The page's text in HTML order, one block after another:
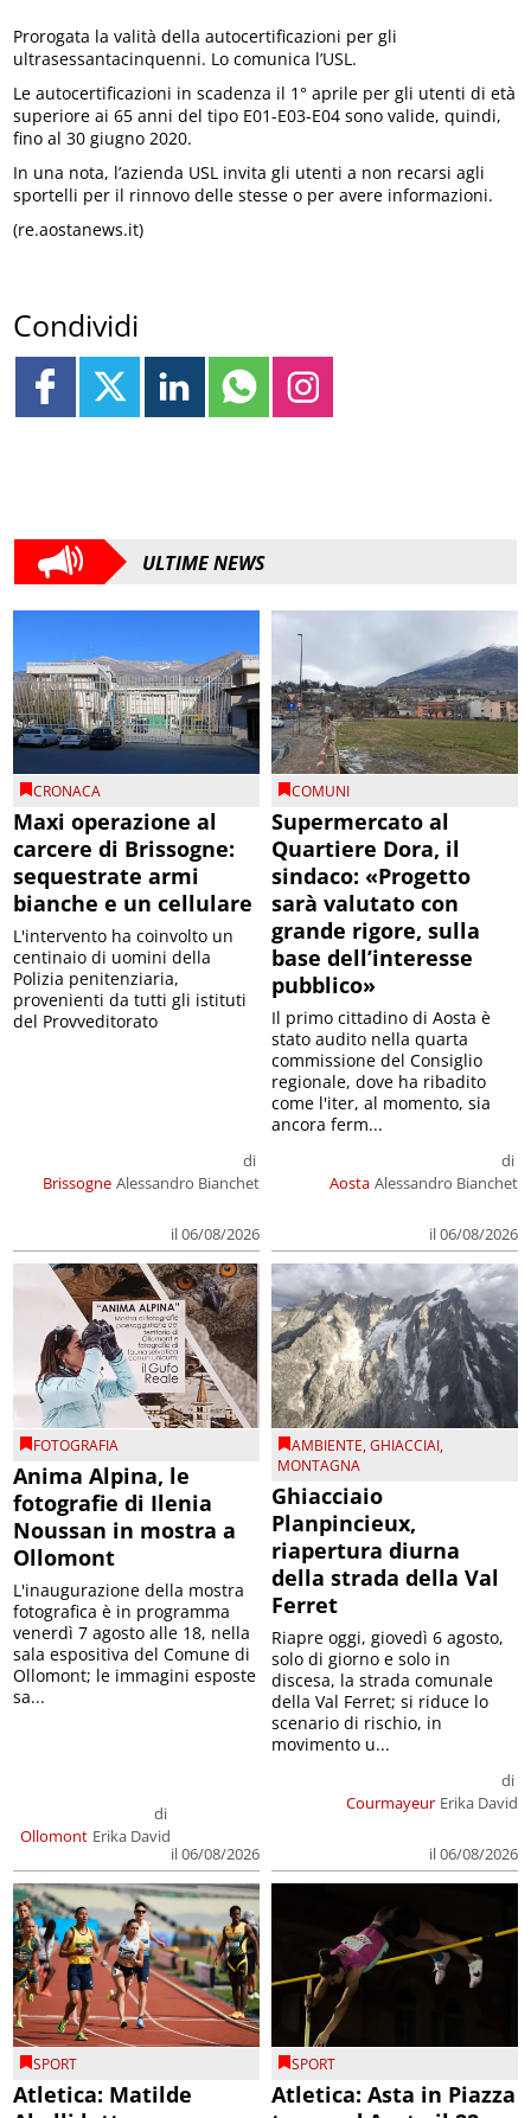
Prorogata la valità della autocertificazioni per gli
ultrasessantacinquenni. Lo comunica l’USL.
Le autocertificazioni in scadenza il 1° aprile per gli utenti di età
superiore ai 65 anni del tipo E01-E03-E04 sono valide, quindi,
fino al 30 giugno 2020.
In una nota, l’azienda USL invita gli utenti a non recarsi agli
sportelli per il rinnovo delle stesse o per avere informazioni.
(re.aostanews.it)
Condividi
ULTIME NEWS
CRONACA
Maxi operazione al
carcere di Brissogne:
sequestrate armi
bianche e un cellulare
Brissogne
di
Alessandro Bianchet
il 06/08/2026
L'intervento ha coinvolto un
centinaio di uomini della
Polizia penitenziaria,
provenienti da tutti gli istituti
del Provveditorato
COMUNI
Supermercato al
Quartiere Dora, il
sindaco: «Progetto
sarà valutato con
grande rigore, sulla
base dell’interesse
pubblico»
Aosta
di
Alessandro Bianchet
il 06/08/2026
Il primo cittadino di Aosta è
stato audito nella quarta
commissione del Consiglio
regionale, dove ha ribadito
come l'iter, al momento, sia
ancora ferm...
FOTOGRAFIA
Anima Alpina, le
fotografie di Ilenia
Noussan in mostra a
Ollomont
Ollomont
di
Erika David
il 06/08/2026
L'inaugurazione della mostra
fotografica è in programma
venerdì 7 agosto alle 18, nella
sala espositiva del Comune di
Ollomont; le immagini esposte
sa...
AMBIENTE,GHIACCIAI,
MONTAGNA
Ghiacciaio
Planpincieux,
riapertura diurna
della strada della Val
Ferret
Courmayeur
di
Erika David
il 06/08/2026
Riapre oggi, giovedì 6 agosto,
solo di giorno e solo in
discesa, la strada comunale
della Val Ferret; si riduce lo
scenario di rischio, in
movimento u...
SPORT
Atletica: Matilde
SPORT
Atletica: Asta in Piazza